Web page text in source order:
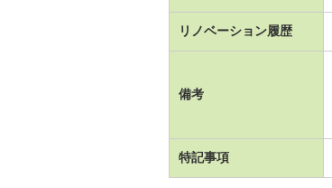
リノベーション履歴
備考
特記事項